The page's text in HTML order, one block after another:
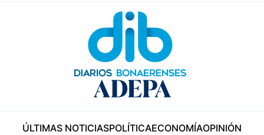
ÚLTIMAS NOTICIASPOLÍTICAECONOMÍAOPINIÓN